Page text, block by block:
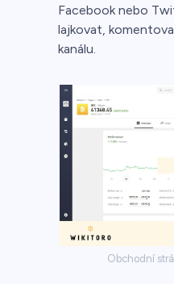
Facebook nebo
lajkovat,
kanálu.
Obchodní